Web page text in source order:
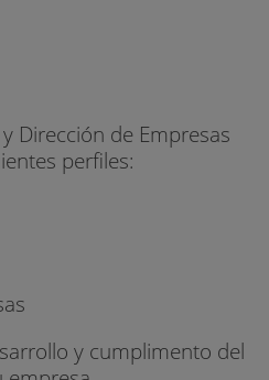
Dirección de Empresas
perfiles:
y cumplimento del